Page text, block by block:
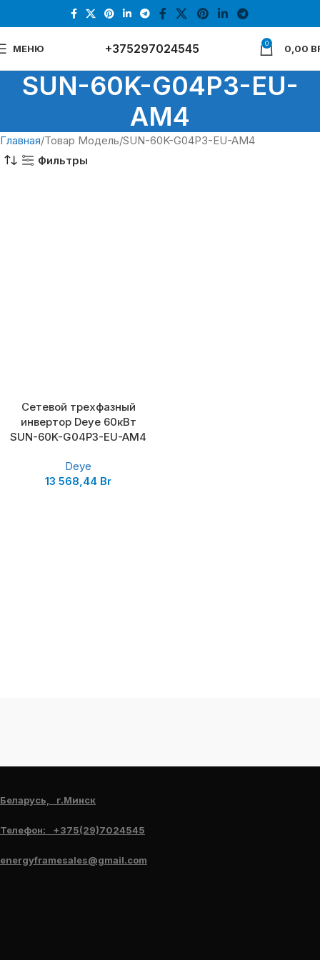
МЕНЮ +375297024545 0 0,00
SUN-60K-G04P3-EU-
AM4
Главная Товар Модель SUN-60K-G04P3-EU-AM4
Фильтры
Сетевой трехфазный
инвертор Deye 60кВт
SUN-60K-G04P3-EU-AM4
Deye
13 568,44 Br
Беларусь, г.Минск
Телефон: +375(29)7024545
energyframesales@gmail.com